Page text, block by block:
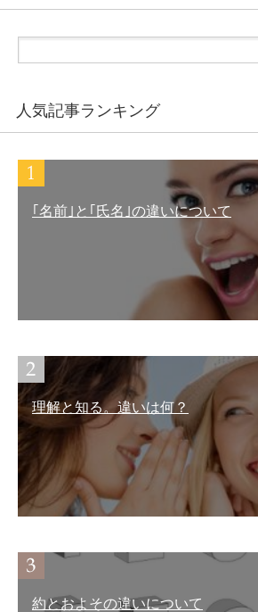
人気記事ランキング
｢名前｣と｢氏名｣の違いについて
理解と知る。違いは何？
約とおよその違いについて